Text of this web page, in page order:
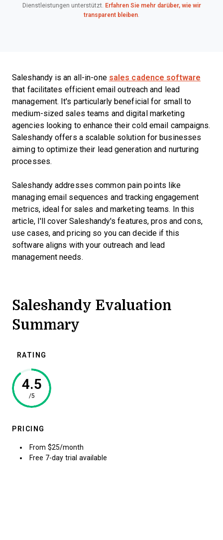
Dienstleistungen unterstützt. Erfahren Sie mehr darüber, wie wir
transparent bleiben.
Saleshandy is an all-in-one sales cadence software
that facilitates efficient email outreach and lead
management. It's particularly beneficial for small to
medium-sized sales teams and digital marketing
agencies looking to enhance their cold email campaigns.
Saleshandy offers a scalable solution for businesses
aiming to optimize their lead generation and nurturing
processes.
Saleshandy addresses common pain points like
managing email sequences and tracking engagement
metrics, ideal for sales and marketing teams. In this
article, I'll cover Saleshandy's features, pros and cons,
use cases, and pricing so you can decide if this
software aligns with your outreach and lead
management needs.
Saleshandy Evaluation
Summary
RATING
4.5
/5
PRICING
From $25/month
Free 7-day trial available